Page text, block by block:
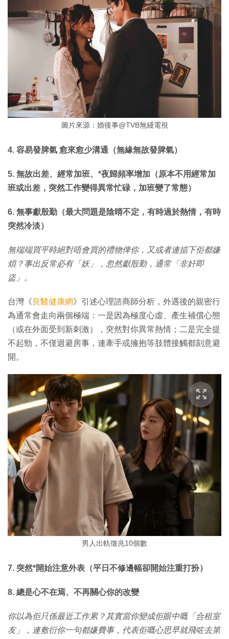
圖片來源：婚後事@TVB無綫電視
4. 容易發脾氣 愈來愈少溝通（無緣無故發脾氣）
5. 無故出差、經常加班、*夜歸頻率增加（原本不用經常加
班或出差，突然工作變得異常忙碌，加班變了常態）
6. 無事獻殷勤（最大問題是陰晴不定，有時過於熱情，有時
突然冷淡）
無端端買平時絕對唔會買的禮物俾你，又或者連掂下佢都嫌
煩？事出反常必有「妖」，忽然獻殷勤，通常「非奸即
盜」。
台灣《良醫健康網》引述心理諮商師分析，外遇後的親密行
為通常會走向兩個極端：一是因為極度心虛、產生補償心態
（或在外面受到新刺激），突然對你異常熱情；二是完全提
不起勁，不僅迴避房事，連牽手或擁抱等肢體接觸都刻意避
開。
男人出軌徵兆10個數
7. 突然*開始注意外表（平日不修邊幅卻開始注重打扮）
8. 總是心不在焉、不再關心你的改變
你以為佢只係最近工作累？其實當你變成佢眼中嘅「合租室
友」，連敷衍你一句都嫌費事，代表佢嘅心思早就飛咗去第